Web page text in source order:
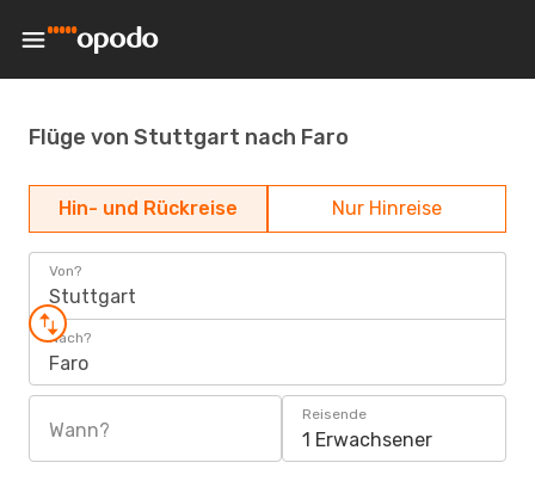
Flüge von Stuttgart nach Faro
Hin- und Rückreise Nur Hinreise
Von?
Stuttgart
Nach?
Faro
Wann?
Reisende
1 Erwachsener